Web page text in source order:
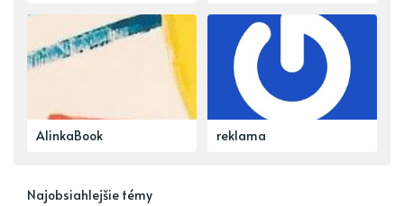
AlinkaBook reklama
Najobsiahlejšie témy